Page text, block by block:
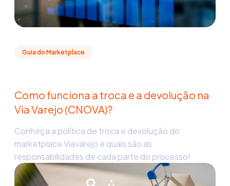
Guia do Marketplace
Como funciona a troca e a devolução na
Via Varejo (CNOVA)?
Conheça a política de troca e devolução do
marketplace Viavarejo e quais são as
responsabilidades de cada parte do processo!